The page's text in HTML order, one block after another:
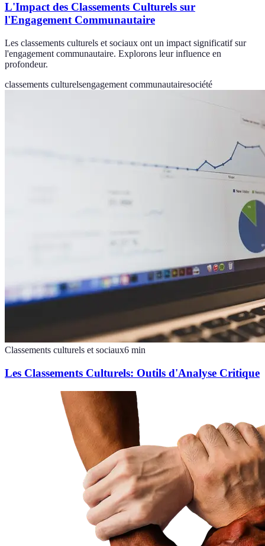
L'Impact des Classements Culturels sur
l'Engagement Communautaire
Les classements culturels et sociaux ont un impact significatif sur
l'engagement communautaire. Explorons leur influence en
profondeur.
classements culturelsengagement communautairesociété
Classements culturels et sociaux6 min
Les Classements Culturels: Outils d'Analyse Critique